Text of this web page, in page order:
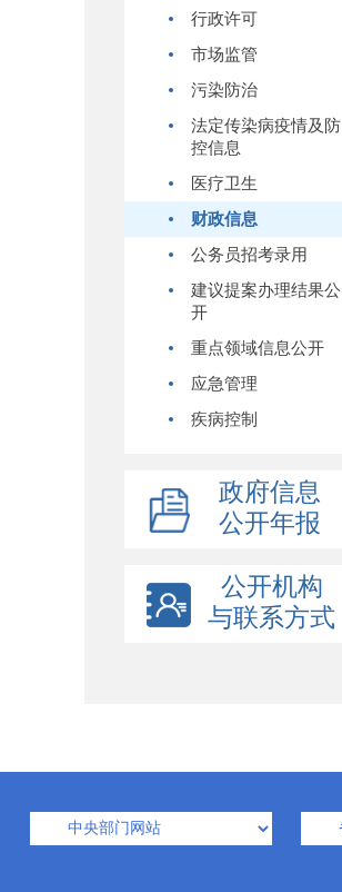
行政许可
市场监管
污染防治
法定传染病疫情及防
控信息
医疗卫生
财政信息
公务员招考录用
建议提案办理结果公
开
重点领域信息公开
应急管理
疾病控制
政府信息
公开年报
公开机构
与联系方式